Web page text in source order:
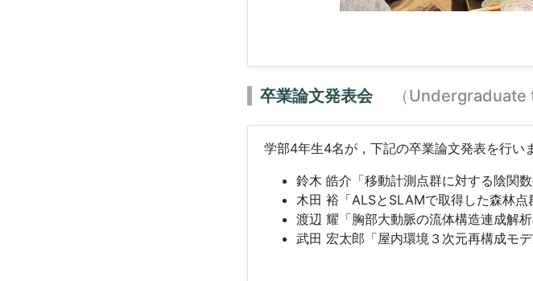
卒業論文発表会 （Undergraduate
学部4年生4名が，下記の卒業論文発表を行い
鈴木 皓介「移動計測点群に対する陰関
木田 裕「ALSとSLAMで取得した森林点
渡辺 耀「胸部大動脈の流体構造連成解
武田 宏太郎「屋内環境３次元再構成モ